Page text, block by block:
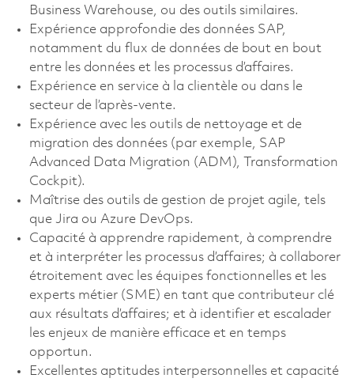
Business Warehouse, ou des outils similaires.
Expérience approfondie des données SAP,
notamment du flux de données de bout en bout
entre les données et les processus d’affaires.
Expérience en service à la clientèle ou dans le
secteur de l’après-vente.
Expérience avec les outils de nettoyage et de
migration des données (par exemple, SAP
Advanced Data Migration (ADM), Transformation
Cockpit).
Maîtrise des outils de gestion de projet agile, tels
que Jira ou Azure DevOps.
Capacité à apprendre rapidement, à comprendre
et à interpréter les processus d’affaires; à collaborer
étroitement avec les équipes fonctionnelles et les
experts métier (SME) en tant que contributeur clé
aux résultats d’affaires; et à identifier et escalader
les enjeux de manière efficace et en temps
opportun.
Excellentes aptitudes interpersonnelles et capacité